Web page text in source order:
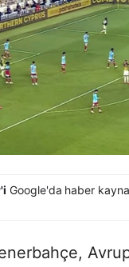
Google'da haber